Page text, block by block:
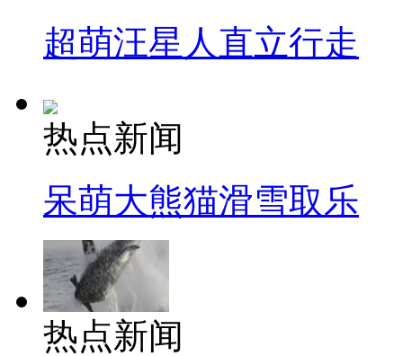
超萌汪星人直立行走
热点新闻
呆萌大熊猫滑雪取乐
热点新闻